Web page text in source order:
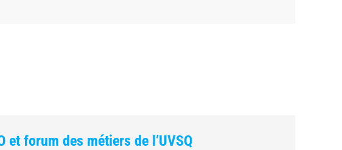
et forum des métiers de l’UVSQ